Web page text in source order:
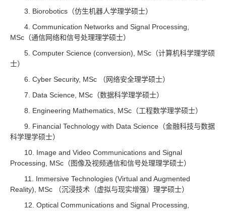
3. Biorobotics（仿生机器人学理学硕士）
4. Communication Networks and Signal Processing,
MSc（通信网络和信号处理理学硕士）
5. Computer Science (conversion), MSc（计算机科学理学硕
士）
6. Cyber Security, MSc （网络安全理学硕士）
7. Data Science, MSc（数据科学理学硕士）
8. Engineering Mathematics, MSc（工程数学理学硕士）
9. Financial Technology with Data Science（金融科技与数据
科学理学硕士）
10. Image and Video Communications and Signal
Processing, MSc（图像及视频通信和信号处理理学硕士）
11. Immersive Technologies (Virtual and Augmented
Reality), MSc （沉浸技术（虚拟与现实增强）理学硕士）
12. Optical Communications and Signal Processing,